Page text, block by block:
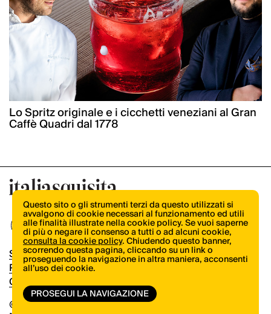
Lo Spritz originale e i cicchetti veneziani al Gran
Caffè Quadri dal 1778
© Copyright 2026.Vertical.it
Shop
Pubblicità
Contatti
Questo sito o gli strumenti terzi da questo utilizzati si
avvalgono di cookie necessari al funzionamento ed utili
alle finalità illustrate nella cookie policy. Se vuoi saperne
di più o negare il consenso a tutti o ad alcuni cookie,
consulta la cookie policy. Chiudendo questo banner,
scorrendo questa pagina, cliccando su un link o
proseguendo la navigazione in altra maniera, acconsenti
all’uso dei cookie.
PROSEGUI LA NAVIGAZIONE